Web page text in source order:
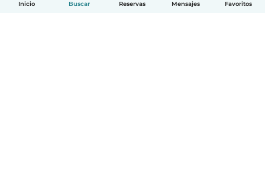
Inicio Buscar Reservas Mensajes Favoritos